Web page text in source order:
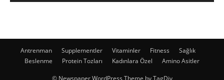
Antrenman Supplementler Vitaminler Fitness
Sağlık
Beslenme
Protein Tozları Kadınlara Özel Amino Asitler
© Newspaper WordPress Theme by TagDiv